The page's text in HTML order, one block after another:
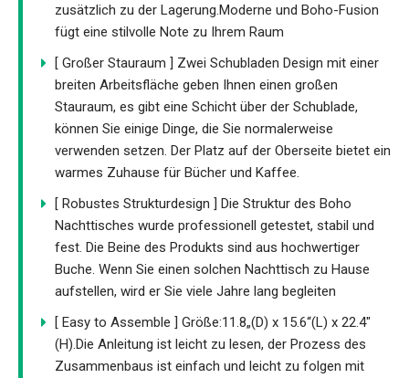
zusätzlich zu der Lagerung.Moderne und Boho-Fusion
fügt eine stilvolle Note zu Ihrem Raum
[ Großer Stauraum ] Zwei Schubladen Design mit einer
breiten Arbeitsfläche geben Ihnen einen großen
Stauraum, es gibt eine Schicht über der Schublade,
können Sie einige Dinge, die Sie normalerweise
verwenden setzen. Der Platz auf der Oberseite bietet ein
warmes Zuhause für Bücher und Kaffee.
[ Robustes Strukturdesign ] Die Struktur des Boho
Nachttisches wurde professionell getestet, stabil und
fest. Die Beine des Produkts sind aus hochwertiger
Buche. Wenn Sie einen solchen Nachttisch zu Hause
aufstellen, wird er Sie viele Jahre lang begleiten
[ Easy to Assemble ] Größe:11.8„(D) x 15.6“(L) x 22.4"
(H).Die Anleitung ist leicht zu lesen, der Prozess des
Zusammenbaus ist einfach und leicht zu folgen mit